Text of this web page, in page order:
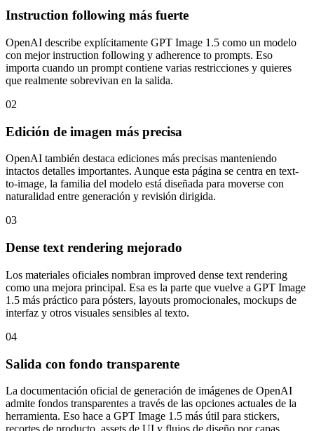
Instruction following más fuerte
OpenAI describe explícitamente GPT Image 1.5 como un modelo
con mejor instruction following y adherence to prompts. Eso
importa cuando un prompt contiene varias restricciones y quieres
que realmente sobrevivan en la salida.
02
Edición de imagen más precisa
OpenAI también destaca ediciones más precisas manteniendo
intactos detalles importantes. Aunque esta página se centra en text-
to-image, la familia del modelo está diseñada para moverse con
naturalidad entre generación y revisión dirigida.
03
Dense text rendering mejorado
Los materiales oficiales nombran improved dense text rendering
como una mejora principal. Esa es la parte que vuelve a GPT Image
1.5 más práctico para pósters, layouts promocionales, mockups de
interfaz y otros visuales sensibles al texto.
04
Salida con fondo transparente
La documentación oficial de generación de imágenes de OpenAI
admite fondos transparentes a través de las opciones actuales de la
herramienta. Eso hace a GPT Image 1.5 más útil para stickers,